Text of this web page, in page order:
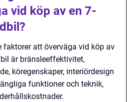
vid köp av en 7-
faktorer att överväga vid köp av
är bränsleeffektivitet,
köregenskaper, interiördesign
funktioner och teknik,